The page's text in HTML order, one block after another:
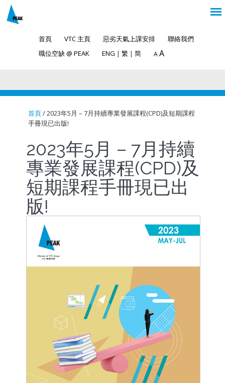
首頁 VTC 主頁 惡劣天氣上課安排
聯絡我們
職位空缺 @ PEAK
ENG | 繁 | 简 A A
You are here
首頁/ 2023年5月 – 7月持續專業發展課程(CPD)及短期課程
手冊現已出版!
2023年5月 – 7月持續
專業發展課程(CPD)及
短期課程手冊現已出
版!